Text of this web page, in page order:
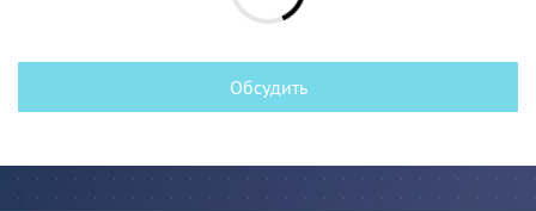
Обсудить